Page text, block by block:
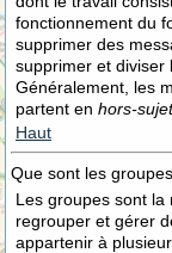
fonctionnement du
supprimer des
supprimer et diviser
Généralement, les
partent en hors-sujet
Haut
Que sont les
Les groupes sont
regrouper et gérer
appartenir à